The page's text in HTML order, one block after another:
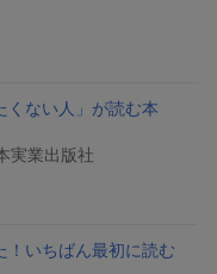
くない人」が読む本
実業出版社
いちばん最初に読む